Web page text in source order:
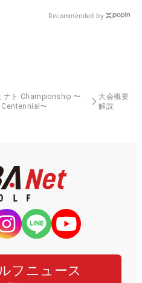
Recommended by
ナト Championship 〜
Centennial〜
大会概要
解説
フニュース